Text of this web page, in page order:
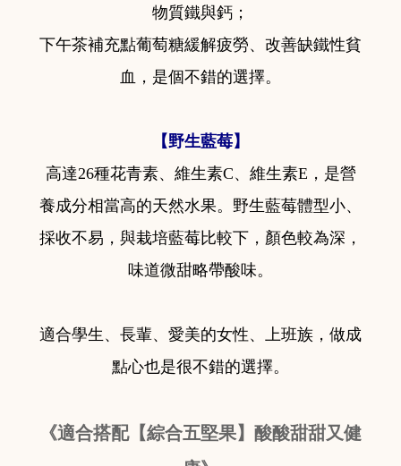
物質鐵與鈣；
下午茶補充點葡萄糖緩解疲勞、改善缺鐵性貧
血，是個不錯的選擇。
【野生藍莓】
高達26種花青素、維生素C、維生素E，是營
養成分相當高的天然水果。野生藍莓體型小、
採收不易，與栽培藍莓比較下，顏色較為深，
味道微甜略帶酸味。
適合學生、長輩、愛美的女性、上班族，做成
點心也是很不錯的選擇。
《適合搭配【綜合五堅果】酸酸甜甜又健